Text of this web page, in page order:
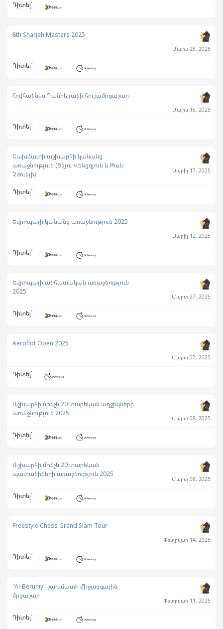
Դիտել`
8th Sharjah Masters 2025
Մայիս 25, 2025
Դիտել`
Հովհաննես Դանիելյանի հուշամրցաշար
Մայիս 15, 2025
Դիտել`
Շախմատի աշխարհի կանանց
առաջնություն (Ցզյու Վենցզյուն և Թան
Չժունյի)
Ապրիլ 17, 2025
Դիտել`
Եվրոպայի կանանց առաջնություն 2025
Ապրիլ 12, 2025
Դիտել`
Եվրոպայի անհատական առաջնություն
2025
Մարտ 27, 2025
Դիտել`
Aeroflot Open 2025
Մարտ 07, 2025
Դիտել`
Աշխարհի մինչև 20 տարեկան աղջիկների
առաջնություն 2025
Մարտ 08, 2025
Դիտել`
Աշխարհի մինչև 20 տարեկան
պատանիների առաջնություն 2025
Մարտ 08, 2025
Դիտել`
Freestyle Chess Grand Slam Tour
Փետրվար 14, 2025
Դիտել`
"Al-Beruniy" շախմատի միջազգային
մրցաշար
Փետրվար 11, 2025
Դիտել`